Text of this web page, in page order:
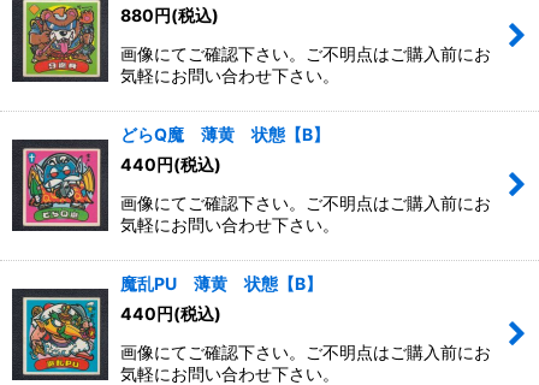
在庫あり
並び順:
絞り込む
880円(税込)
画像にてご確認下さい。ご不明点はご購入前にお
気軽にお問い合わせ下さい。
どらQ魔 薄黄 状態【B】
440円(税込)
画像にてご確認下さい。ご不明点はご購入前にお
気軽にお問い合わせ下さい。
魔乱PU 薄黄 状態【B】
440円(税込)
画像にてご確認下さい。ご不明点はご購入前にお
気軽にお問い合わせ下さい。